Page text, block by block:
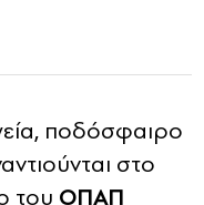
ποδόσφαιρο
στο
του ΟΠΑΠ